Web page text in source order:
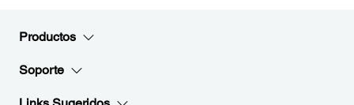
Productos
Soporte